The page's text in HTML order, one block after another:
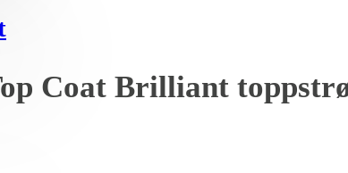
Coat Brilliant